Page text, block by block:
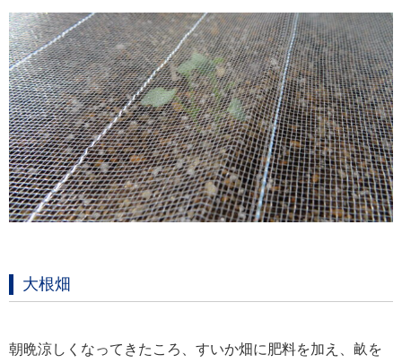
大根畑
朝晩涼しくなってきたころ、すいか畑に肥料を加え、畝を